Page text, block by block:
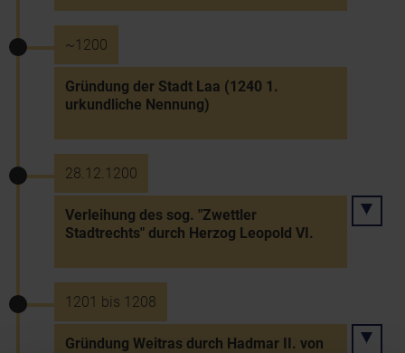
~1200
Gründung der Stadt Laa (1240 1.
urkundliche Nennung)
28.12.1200
Verleihung des sog. "Zwettler
Stadtrechts" durch Herzog Leopold VI.
1201 bis 1208
Gründung Weitras durch Hadmar II. von